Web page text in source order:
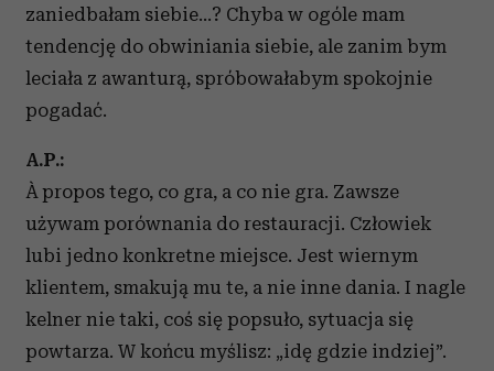
zaniedbałam siebie...? Chyba w ogóle mam
tendencję do obwiniania siebie, ale zanim bym
leciała z awanturą, spróbowałabym spokojnie
pogadać.
A.P.:
À propos tego, co gra, a co nie gra. Zawsze
używam porównania do restauracji. Człowiek
lubi jedno konkretne miejsce. Jest wiernym
klientem, smakują mu te, a nie inne dania. I nagle
kelner nie taki, coś się popsuło, sytuacja się
powtarza. W końcu myślisz: „idę gdzie indziej”.